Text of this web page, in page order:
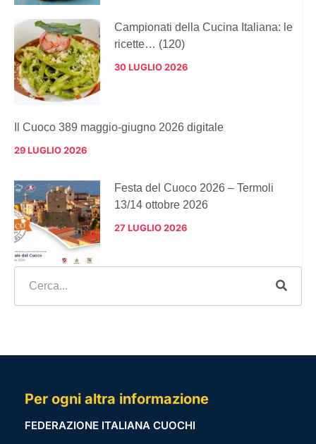
Campionati della Cucina Italiana: le
ricette… (120)
30 LUGLIO 2026
Il Cuoco 389 maggio-giugno 2026 digitale
29 LUGLIO 2026
Festa del Cuoco 2026 – Termoli
13/14 ottobre 2026
27 LUGLIO 2026
Per ogni altra informazione
FEDERAZIONE ITALIANA CUOCHI